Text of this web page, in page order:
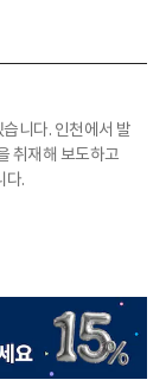
니다. 인천에서 발
취재해 보도하고
다.